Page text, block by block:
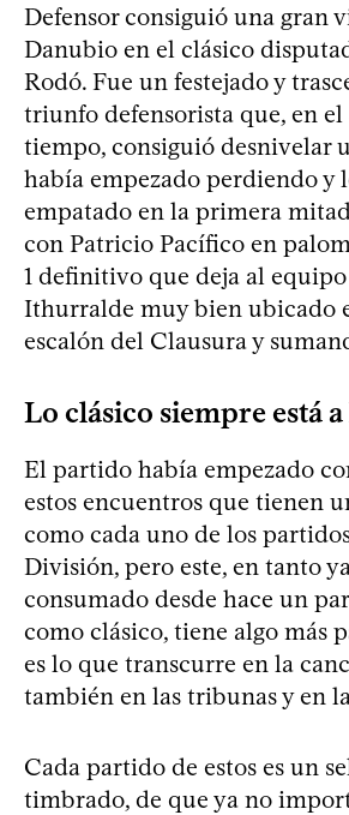
Defensor consiguió una gran
Danubio en el clásico
Rodó. Fue un festejado y
triunfo defensorista que, en el
tiempo, consiguió desnivelar
había empezado perdiendo y
empatado en la primera
con Patricio Pacífico en
1 definitivo que deja al
Ithurralde muy bien ubicado
escalón del Clausura y
Lo clásico siempre está
El partido había empezado
estos encuentros que tienen
como cada uno de los
División, pero este, en tanto
consumado desde hace un
como clásico, tiene algo más
es lo que transcurre en la
también en las tribunas y en
Cada partido de estos es un
timbrado, de que ya no